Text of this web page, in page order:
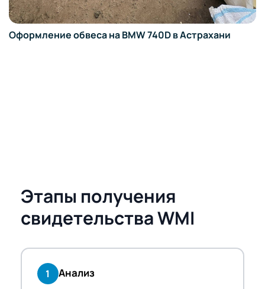
Оформление обвеса на BMW 740D в Астрахани
Этапы получения
свидетельства WMI
1 Анализ